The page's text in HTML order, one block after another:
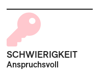
SCHWIERIGKEIT
Anspruchsvoll